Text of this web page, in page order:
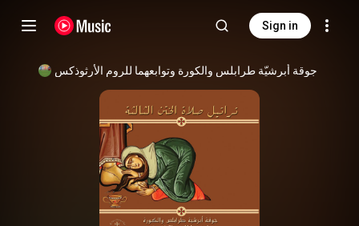
Sign in
جوقة أبرشيّة طرابلس والكورة وتوابعهما للروم الأرثوذكس